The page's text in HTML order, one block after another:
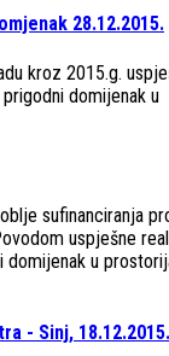
28.12.2015.
kroz 2015.g.
domijenak u
sufinanciranja
uspješne
u
- Sinj,